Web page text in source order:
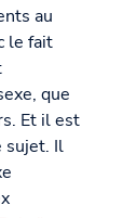
au
le fait
que
Et il est
sujet. Il